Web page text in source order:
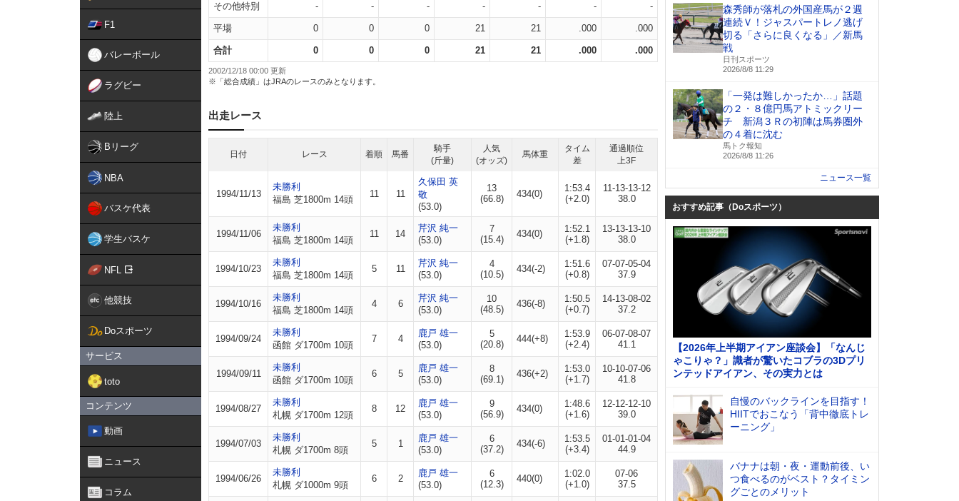
F1
バレーボール
ラグビー
陸上
Bリーグ
NBA
バスケ代表
学生バスケ
NFL
他競技
Doスポーツ
サービス
toto
コンテンツ
動画
ニュース
コラム
その他特別 - - - - - - -
平場 0 0 0 21 21 .000 .000
合計 0 0 0 21 21 .000 .000
2002/12/18 00:00 更新
※「総合成績」はJRAのレースのみとなります。
出走レース
日付 レース 着順 馬番
騎手
(斤量)
人気
(オッズ)
馬体重
タイム
差
通過順位
上3F
1994/11/13
未勝利
福島 芝1800m 14頭
11 11
久保田 英
敬
(53.0)
13
(66.8)
434(0)
1:53.4
(+2.0)
11-13-13-12
38.0
1994/11/06
未勝利
福島 芝1800m 14頭
11 14
芹沢 純一
(53.0)
7
(15.4)
434(0)
1:52.1
(+1.8)
13-13-13-10
38.0
1994/10/23
未勝利
福島 芝1800m 14頭
5 11
芹沢 純一
(53.0)
4
(10.5)
434(-2)
1:51.6
(+0.8)
07-07-05-04
37.9
1994/10/16
未勝利
福島 芝1800m 14頭
4 6
芹沢 純一
(53.0)
10
(48.5)
436(-8)
1:50.5
(+0.7)
14-13-08-02
37.2
1994/09/24
未勝利
函館 ダ1700m 10頭
7 4
鹿戸 雄一
(53.0)
5
(20.8)
444(+8)
1:53.9
(+2.4)
06-07-08-07
41.1
1994/09/11
未勝利
函館 ダ1700m 10頭
6 5
鹿戸 雄一
(53.0)
8
(69.1)
436(+2)
1:53.0
(+1.7)
10-10-07-06
41.8
1994/08/27
未勝利
札幌 ダ1700m 12頭
8 12
鹿戸 雄一
(53.0)
9
(56.9)
434(0)
1:48.6
(+1.6)
12-12-12-10
39.0
1994/07/03
未勝利
札幌 ダ1700m 8頭
5 1
鹿戸 雄一
(53.0)
6
(37.2)
434(-6)
1:53.5
(+3.4)
01-01-01-04
44.9
1994/06/26
未勝利
札幌 ダ1000m 9頭
6 2
鹿戸 雄一
(53.0)
6
(12.3)
440(0)
1:02.0
(+1.0)
07-06
37.5
森秀師が落札の外国産馬が２週
連続Ｖ！ジャスパートレノ逃げ
切る「さらに良くなる」／新馬
戦
日刊スポーツ
2026/8/8 11:29
「一発は難しかったか…」話題
の２・８億円馬アトミックリー
チ 新潟３Ｒの初陣は馬券圏外
の４着に沈む
馬トク報知
2026/8/8 11:26
ニュース一覧
おすすめ記事（Doスポーツ）
【2026年上半期アイアン座談会】「なんじ
ゃこりゃ？」識者が驚いたコブラの3Dプリ
ンテッドアイアン、その実力とは
自慢のバックラインを目指す！
HIITでおこなう「背中徹底トレ
ーニング」
バナナは朝・夜・運動前後、い
つ食べるのがベスト？タイミン
グごとのメリット